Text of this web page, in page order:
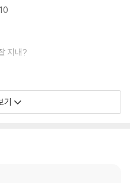
지내?